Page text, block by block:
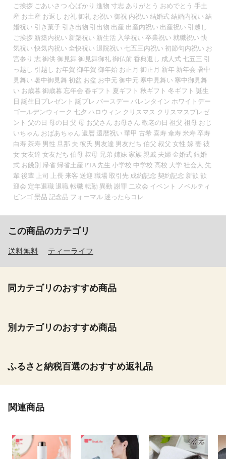
ご挨拶 ごあいさつ 心ばかり 進物 寸志 ありがとう おめでとう 手土
産 お土産 お返し お礼 御礼 お祝い 御祝 内祝い 結婚式 結婚内祝い 結
婚祝い 引き菓子 引き出物 引出物 出産 出産内祝い 出産祝い 引越し
ご挨拶 新築内祝い 新築祝い 新生活 入学祝い 卒業祝い 就職祝い 快
気祝い 快気内祝い 全快祝い 退院祝い 七五三内祝い 初節句内祝い お
宮参り 志 御供 御見舞 御見舞御礼 御仏前 香典返し 成人式 七五三 引
っ越し 引越し お年賀 御年賀 御年始 お正月 御正月 新年 新年会 暑中
見舞い 暑中御見舞 初盆 お盆 お中元 御中元 寒中見舞い 寒中御見舞
い お歳暮 御歳暮 忘年会 春ギフト 夏ギフト 秋ギフト 冬ギフト 誕生
日 誕生日プレゼント 誕プレ バースデー バレンタイン ホワイトデー
ゴールデンウィーク 七夕 ハロウィン クリスマス クリスマスプレゼ
ント 父の日 母の日 父 母 お父さん お母さん 敬老の日 祖父 祖母 おじ
いちゃん おばあちゃん 還暦 還暦祝い 華甲 古希 喜寿 傘寿 米寿 卒寿
白寿 茶寿 男性 旦那 夫 彼氏 男友達 男友だち 伯父 叔父 女性 嫁 妻 彼
女 女友達 女友だち 伯母 叔母 兄弟 姉妹 家族 親戚 夫婦 金婚式 銀婚
式 お餞別 帰省 帰省土産 PTA 先生 小学校 中学校 高校 大学 社会人 先
輩 後輩 上司 上長 来客 送迎 職場 取引先 成約記念 契約記念 新歓 歓
迎会 定年退職 退職 転職 転勤 異動 謝罪 二次会 イベント ノベルティ
ビンゴ 景品 記念品 フォーマル 迷ったらコレ
この商品のカテゴリ
送料無料 ティーライフ
同カテゴリのおすすめ商品
別カテゴリのおすすめ商品
ふるさと納税百選のおすすめ返礼品
関連商品